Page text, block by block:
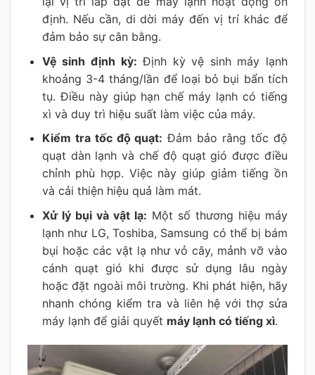
định. Nếu cần, di dời máy đến vị trí khác để
đảm bảo sự cân bằng.
Vệ sinh định kỳ: Định kỳ vệ sinh máy lạnh
khoảng 3-4 tháng/lần để loại bỏ bụi bẩn tích
tụ. Điều này giúp hạn chế máy lạnh có tiếng
xì và duy trì hiệu suất làm việc của máy.
Kiểm tra tốc độ quạt: Đảm bảo rằng tốc độ
quạt dàn lạnh và chế độ quạt gió được điều
chỉnh phù hợp. Việc này giúp giảm tiếng ồn
và cải thiện hiệu quả làm mát.
Xử lý bụi và vật lạ: Một số thương hiệu máy
lạnh như LG, Toshiba, Samsung có thể bị bám
bụi hoặc các vật lạ như vỏ cây, mảnh vỡ vào
cánh quạt gió khi được sử dụng lâu ngày
hoặc đặt ngoài môi trường. Khi phát hiện, hãy
nhanh chóng kiểm tra và liên hệ với thợ sửa
máy lạnh để giải quyết máy lạnh có tiếng xì.